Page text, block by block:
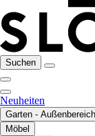
Suchen
Neuheiten
Garten - Außenbereich
Möbel